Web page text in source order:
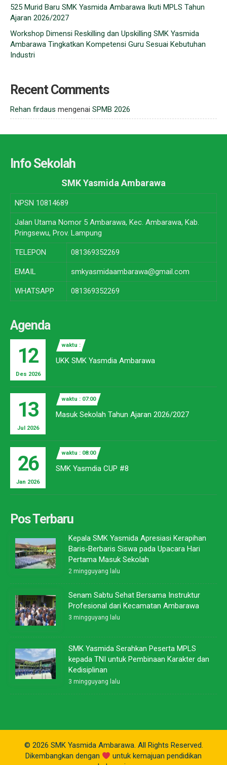
525 Murid Baru SMK Yasmida Ambarawa Ikuti MPLS Tahun
Ajaran 2026/2027
Workshop Dimensi Reskilling dan Upskilling SMK Yasmida
Ambarawa Tingkatkan Kompetensi Guru Sesuai Kebutuhan
Industri
Recent Comments
Rehan firdaus mengenai SPMB 2026
Info Sekolah
SMK Yasmida Ambarawa
NPSN 10814689
Jalan Utama Nomor 5 Ambarawa, Kec. Ambarawa, Kab.
Pringsewu, Prov. Lampung
TELEPON 081369352269
EMAIL smkyasmidaambarawa@gmail.com
WHATSAPP 081369352269
Agenda
12
Des 2026
waktu :
UKK SMK Yasmdia Ambarawa
13
Jul 2026
waktu : 07:00
Masuk Sekolah Tahun Ajaran 2026/2027
26
Jan 2026
waktu : 08:00
SMK Yasmdia CUP #8
Pos Terbaru
Kepala SMK Yasmida Apresiasi Kerapihan
Baris-Berbaris Siswa pada Upacara Hari
Pertama Masuk Sekolah
2 mingguyang lalu
Senam Sabtu Sehat Bersama Instruktur
Profesional dari Kecamatan Ambarawa
3 mingguyang lalu
SMK Yasmida Serahkan Peserta MPLS
kepada TNI untuk Pembinaan Karakter dan
Kedisiplinan
3 mingguyang lalu
© 2026 SMK Yasmida Ambarawa. All Rights Reserved.
Dikembangkan dengan
untuk kemajuan pendidikan